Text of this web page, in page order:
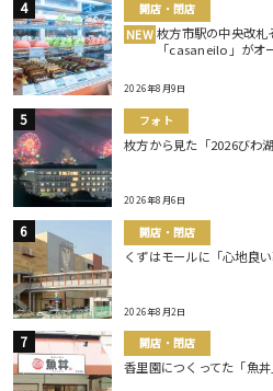
開店・閉店
NEW 枚方市駅の中央改札
「casaneilo」がオ
2026年8月9日
フォト
枚方から見た「2026びわ
2026年8月6日
開店・閉店
くずはモールに「心地良
2026年8月2日
開店・閉店
香里園につくってた「魚